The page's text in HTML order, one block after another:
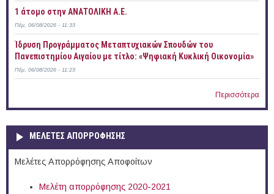
1 άτομο στην ΑΝΑΤΟΛΙΚΗ Α.Ε.
Πέμ, 06/08/2026 - 11:33
Ίδρυση Προγράμματος Μεταπτυχιακών Σπουδών του
Πανεπιστημίου Αιγαίου με τίτλο: «Ψηφιακή Κυκλική Οικονομία»
Πέμ, 06/08/2026 - 11:23
Περισσότερα
ΜΕΛΕΤΕΣ ΑΠΟΡΡΟΦΗΣΗΣ
Μελέτες Απορρόφησης Αποφοίτων
Μελέτη απορρόφησης 2020-2021